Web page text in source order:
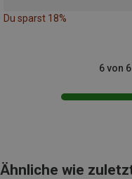
Du sparst 18%
6 von
Ähnliche wie